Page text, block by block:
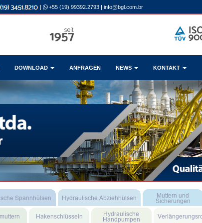
| +55 (19) 99392.2793 | info@bgl.com.br
DOWNLOAD ANFRAGEN NEWS KONTAKT